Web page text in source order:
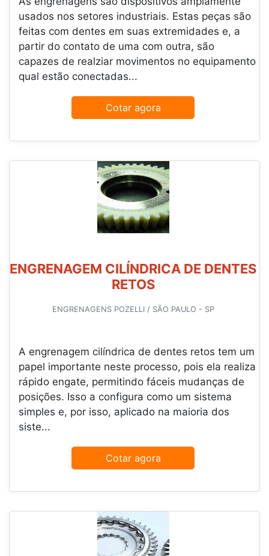
usados nos setores industriais. Estas peças são
feitas com dentes em suas extremidades e, a
partir do contato de uma com outra, são
capazes de realziar movimentos no equipamento
qual estão conectadas...
Cotar agora
ENGRENAGEM CILÍNDRICA DE DENTES
RETOS
ENGRENAGENS POZELLI / SÃO PAULO - SP
A engrenagem cilíndrica de dentes retos tem um
papel importante neste processo, pois ela realiza
rápido engate, permitindo fáceis mudanças de
posições. Isso a configura como um sistema
simples e, por isso, aplicado na maioria dos
siste...
Cotar agora